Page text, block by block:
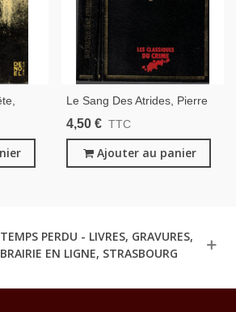
Le Sang Des Atrides, Pierre
Magnan 1977 -, Classiques
Policier,
4,50 € TTC
Ajouter au panier
PERDU - LIVRES, GRAVURES,
EN LIGNE, STRASBOURG